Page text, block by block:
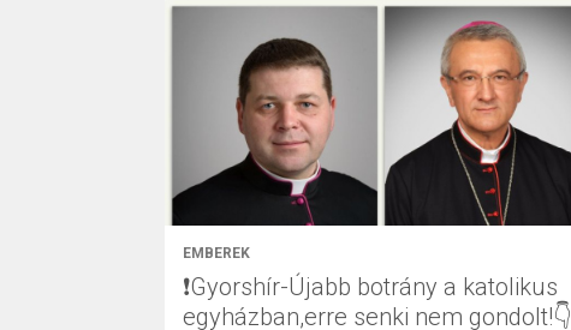
EMBEREK
❗Gyorshír-Újabb botrány a katolikus
egyházban,erre senki nem gondolt!👇